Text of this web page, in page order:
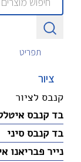
תפריט
ציור
קנבס לציור
בד קנבס
בד קנבס סיני
נייר פבריאנו